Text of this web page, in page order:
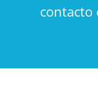
contacto